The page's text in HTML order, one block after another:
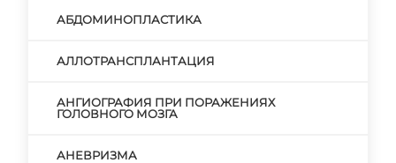
АБДОМИНОПЛАСТИКА
АЛЛОТРАНСПЛАНТАЦИЯ
АНГИОГРАФИЯ ПРИ ПОРАЖЕНИЯХ
ГОЛОВНОГО МОЗГА
АНЕВРИЗМА